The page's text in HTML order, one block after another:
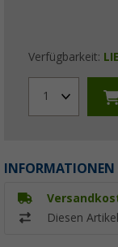
Verfügbarkeit:
1
Diesen